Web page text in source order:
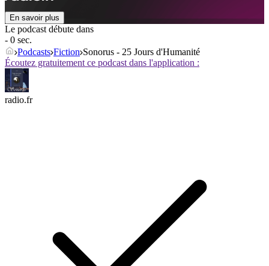
En savoir plus
Le podcast débute dans
- 0 sec.
Podcasts Fiction Sonorus - 25 Jours d'Humanité
Écoutez gratuitement ce podcast dans l'application :
radio.fr